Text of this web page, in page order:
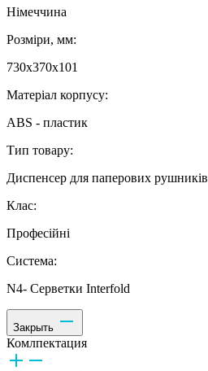
Німеччина
Розміри, мм:
730х370х101
Матеріал корпусу:
ABS - пластик
Тип товару:
Диспенсер для паперових рушників
Клас:
Професійні
Система:
N4- Серветки Interfold
Закрыть
Комлпектация